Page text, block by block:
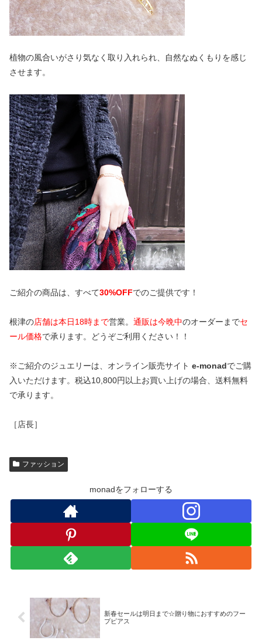
植物の風合いがさり気なく取り入れられ、自然なぬくもりを感じ
させます。
ご紹介の商品は、すべて30%OFFでのご提供です！
根津の店舗は本日18時まで営業。 通販は今晩中のオーダーまでセ
ール価格で承ります。どうぞご利用ください！！
※ご紹介のジュエリーは、オンライン販売サイト e-monadでご購
入いただけます。税込10,800円以上お買い上げの場合、送料無料
で承ります。
［店長］
ファッション
monadをフォローする
新春セールは明日まで☆贈り物におすすめのフー
プピアス